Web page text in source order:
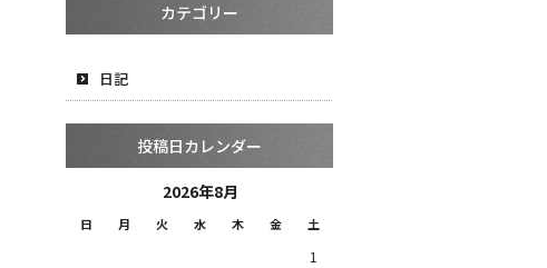
カテゴリー
日記
投稿日カレンダー
2026年8月
日 月 火 水 木 金 土
1